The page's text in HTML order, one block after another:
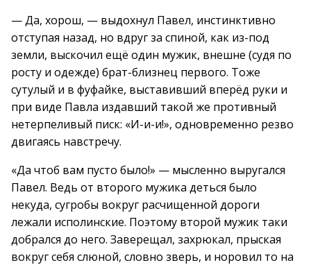
— Да, хорош, — выдохнул Павел, инстинктивно
отступая назад, но вдруг за спиной, как из-под
земли, выскочил ещё один мужик, внешне (судя по
росту и одежде) брат-близнец первого. Тоже
сутулый и в фуфайке, выставивший вперёд руки и
при виде Павла издавший такой же противный
нетерпеливый писк: «И-и-и!», одновременно резво
двигаясь навстречу.
«Да чтоб вам пусто было!» — мысленно выругался
Павел. Ведь от второго мужика деться было
некуда, сугробы вокруг расчищенной дороги
лежали исполинские. Поэтому второй мужик таки
добрался до него. Заверещал, захрюкал, прыская
вокруг себя слюной, словно зверь, и норовил то на